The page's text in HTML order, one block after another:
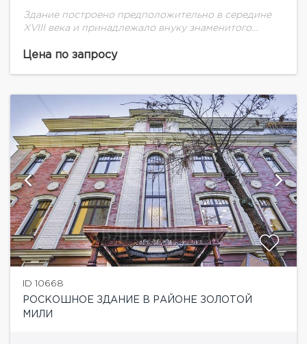
Здание построено предположительно в середине
XVIII века и принадлежало внуку знаменитого
генерал-майору Сергею Меншикову. В 2007 году
Цена по запросу
ID 10668
РОСКОШНОЕ ЗДАНИЕ В РАЙОНЕ ЗОЛОТОЙ
МИЛИ